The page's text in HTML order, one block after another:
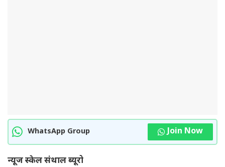
WhatsApp Group Join Now
न्यूज स्केल संथाल ब्यूरो